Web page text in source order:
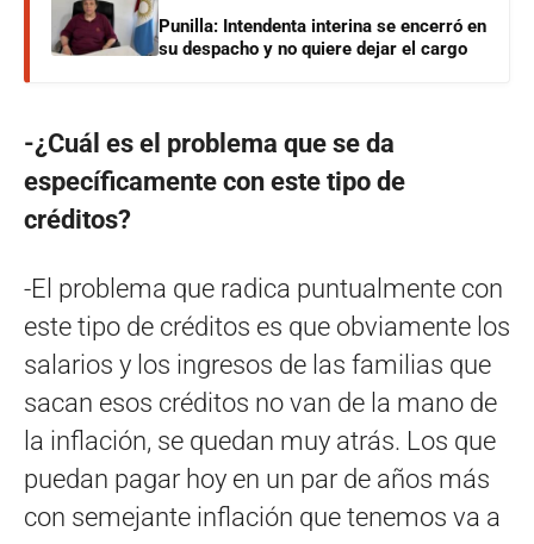
Punilla: Intendenta interina se encerró en
su despacho y no quiere dejar el cargo
-¿Cuál es el problema que se da
específicamente con este tipo de
créditos?
-El problema que radica puntualmente con
este tipo de créditos es que obviamente los
salarios y los ingresos de las familias que
sacan esos créditos no van de la mano de
la inflación, se quedan muy atrás. Los que
puedan pagar hoy en un par de años más
con semejante inflación que tenemos va a